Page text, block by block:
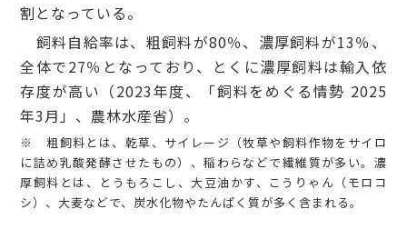
割となっている。
飼料自給率は、粗飼料が80％、濃厚飼料が13％、
全体で27％となっており、とくに濃厚飼料は輸入依
存度が高い（2023年度、「飼料をめぐる情勢 2025
年3月」、農林水産省）。
※ 粗飼料とは、乾草、サイレージ（牧草や飼料作物をサイロ
に詰め乳酸発酵させたもの）、稲わらなどで繊維質が多い。濃
厚飼料とは、とうもろこし、大豆油かす、こうりゃん（モロコ
シ）、大麦などで、炭水化物やたんぱく質が多く含まれる。